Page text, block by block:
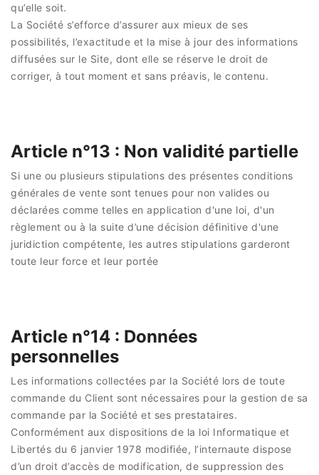
qu’elle soit.
La Société s’efforce d’assurer aux mieux de ses
possibilités, l’exactitude et la mise à jour des informations
diffusées sur le Site, dont elle se réserve le droit de
corriger, à tout moment et sans préavis, le contenu.
Article n°13 : Non validité partielle
Si une ou plusieurs stipulations des présentes conditions
générales de vente sont tenues pour non valides ou
déclarées comme telles en application d'une loi, d'un
règlement ou à la suite d’une décision définitive d'une
juridiction compétente, les autres stipulations garderont
toute leur force et leur portée
Article n°14 : Données
personnelles
Les informations collectées par la Société lors de toute
commande du Client sont nécessaires pour la gestion de sa
commande par la Société et ses prestataires.
Conformément aux dispositions de la loi Informatique et
Libertés du 6 janvier 1978 modifiée, l’internaute dispose
d’un droit d’accès de modification, de suppression des